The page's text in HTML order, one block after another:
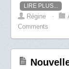
LIRE PLUS...
Régine ⋅
Comments